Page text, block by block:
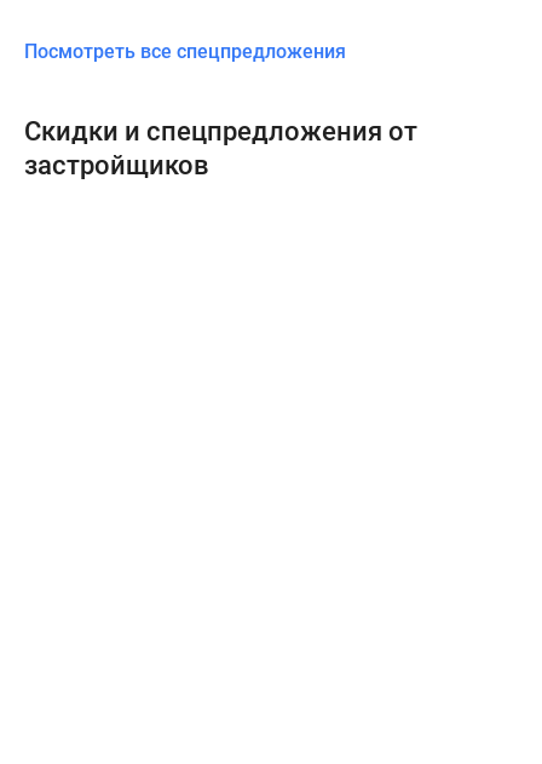
Посмотреть все спецпредложения
Скидки и спецпредложения от
застройщиков